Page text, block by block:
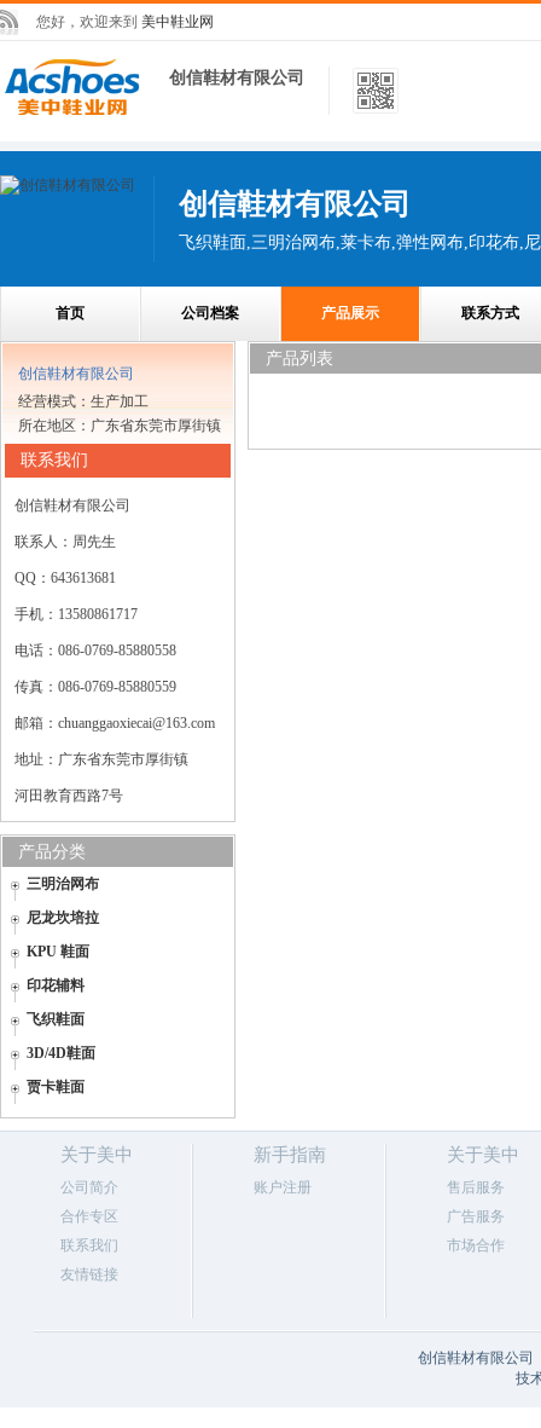
您好，欢迎来到 美中鞋业网
创信鞋材有限公司
创信鞋材有限公司
飞织鞋面,三明治网布,莱卡布,弹性网布,印花布,
首页 公司档案 产品展示 联系方式
创信鞋材有限公司
经营模式：生产加工
所在地区：广东省东莞市厚街镇
联系我们
创信鞋材有限公司
联系人：周先生
QQ：643613681
手机：13580861717
电话：086-0769-85880558
传真：086-0769-85880559
邮箱：chuanggaoxiecai@163.com
地址：广东省东莞市厚街镇
河田教育西路7号
产品分类
三明治网布
尼龙坎培拉
KPU 鞋面
印花辅料
飞织鞋面
3D/4D鞋面
贾卡鞋面
产品列表
关于美中
公司简介
合作专区
联系我们
友情链接
新手指南
账户注册
关于美中
售后服务
广告服务
市场合作
创信鞋材有限公司
技